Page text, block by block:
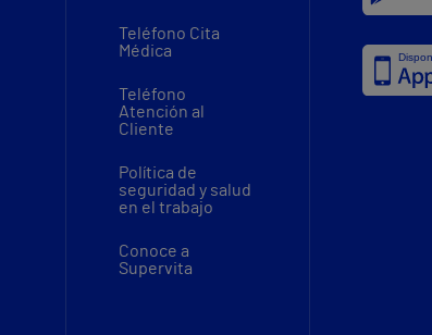
Teléfono Cita
Médica
Teléfono
Atención al
Cliente
Política de
seguridad y salud
en el trabajo
Conoce a
Supervita